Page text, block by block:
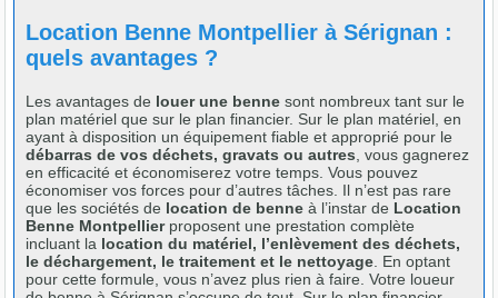
Location Benne Montpellier à Sérignan :
quels avantages ?
Les avantages de louer une benne sont nombreux tant sur le
plan matériel que sur le plan financier. Sur le plan matériel, en
ayant à disposition un équipement fiable et approprié pour le
débarras de vos déchets, gravats ou autres , vous gagnerez
en efficacité et économiserez votre temps. Vous pouvez
économiser vos forces pour d’autres tâches. Il n’est pas rare
que les sociétés de location de benne à l’instar de Location
Benne Montpellierproposent une prestation complète
incluant la location du matériel, l’enlèvement des déchets,
le déchargement, le traitement et le nettoyage . En optant
pour cette formule, vous n’avez plus rien à faire. Votre loueur